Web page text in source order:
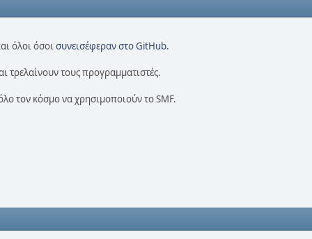
όλοι όσοισυνεισέφεραν στο GitHub.
τρελαίνουν τους προγραμματιστές.
τον κόσμο να χρησιμοποιούν το SMF.